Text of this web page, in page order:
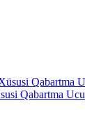
Qabartma Ucu